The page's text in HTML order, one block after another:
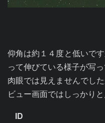
仰角は約１４度と低いで
って伸びている様子が写っ
肉眼では見えませんでし
ビュー画面ではしっかりと
ID